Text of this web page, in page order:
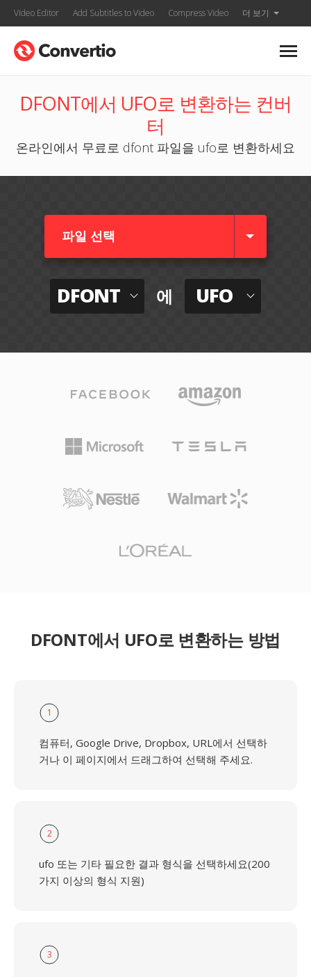
Video Editor Add Subtitles to Video Compress Video 더 보기
DFONT에서 UFO로 변환하는 컨버
터
온라인에서 무료로 dfont 파일을 ufo로 변환하세요
파일 선택
DFONT 에 UFO
DFONT에서 UFO로 변환하는 방법
1
컴퓨터, Google Drive, Dropbox, URL에서 선택하
거나 이 페이지에서 드래그하여 선택해 주세요.
2
ufo 또는 기타 필요한 결과 형식을 선택하세요(200
가지 이상의 형식 지원)
3